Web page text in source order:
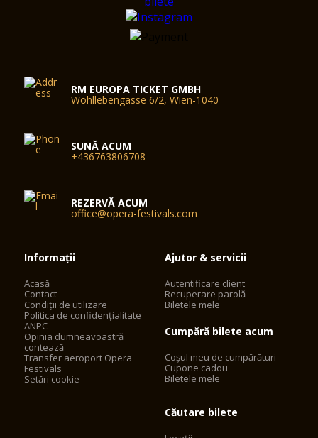
RM EUROPA TICKET GMBH
Wohllebengasse 6/2, Wien-1040
SUNĂ ACUM
+436763806708
REZERVĂ ACUM
office@opera-festivals.com
Informații
Acasă
Contact
Condiții de utilizare
Politica de confidențialitate
ANPC
Opinia dumneavoastră
contează
Transfer aeroport Opera
Festivals
Setări cookie
Ajutor & servicii
Autentificare client
Recuperare parolă
Biletele mele
Cumpără bilete acum
Coșul meu de cumpărături
Cupone cadou
Biletele mele
Căutare bilete